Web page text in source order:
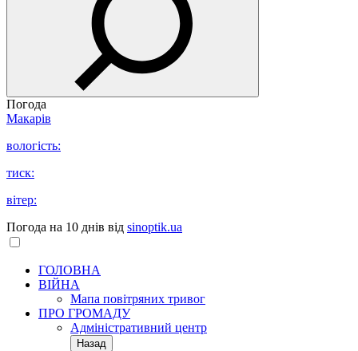
Погода
Макарів
вологість:
тиск:
вітер:
Погода на 10 днів від sinoptik.ua
ГОЛОВНА
ВІЙНА
Мапа повітряних тривог
ПРО ГРОМАДУ
Aдміністративний центр
Назад